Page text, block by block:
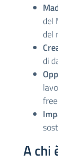
del
del
di
A chi